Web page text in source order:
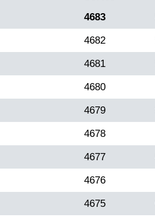
4683
4682
4681
4680
4679
4678
4677
4676
4675